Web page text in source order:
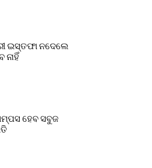
ଇସ୍ତଫା ନଦେଲେ
ନାହିଁ
ହେବ ସବୁଜ